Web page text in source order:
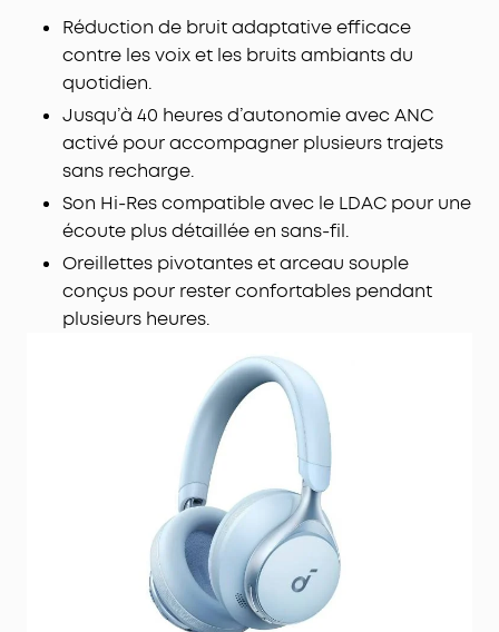
distractions et relaxez-vous pour être toujours au
maximum.
Réduction de bruit adaptative efficace
contre les voix et les bruits ambiants du
quotidien.
Jusqu’à 40 heures d’autonomie avec ANC
activé pour accompagner plusieurs trajets
sans recharge.
Son Hi-Res compatible avec le LDAC pour une
écoute plus détaillée en sans-fil.
Oreillettes pivotantes et arceau souple
conçus pour rester confortables pendant
plusieurs heures.